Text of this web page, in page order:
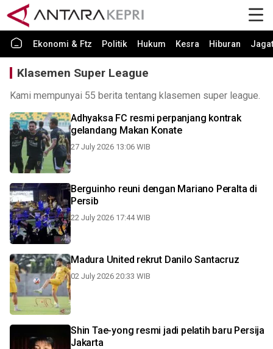
Ekonomi & Ftz Politik Hukum Kesra Hiburan Jagat
Klasemen Super League
Kami mempunyai 55 berita tentang klasemen super league.
Adhyaksa FC resmi perpanjang kontrak
gelandang Makan Konate
27 July 2026 13:06 WIB
Berguinho reuni dengan Mariano Peralta di
Persib
22 July 2026 17:44 WIB
Madura United rekrut Danilo Santacruz
02 July 2026 20:33 WIB
Shin Tae-yong resmi jadi pelatih baru Persija
Jakarta